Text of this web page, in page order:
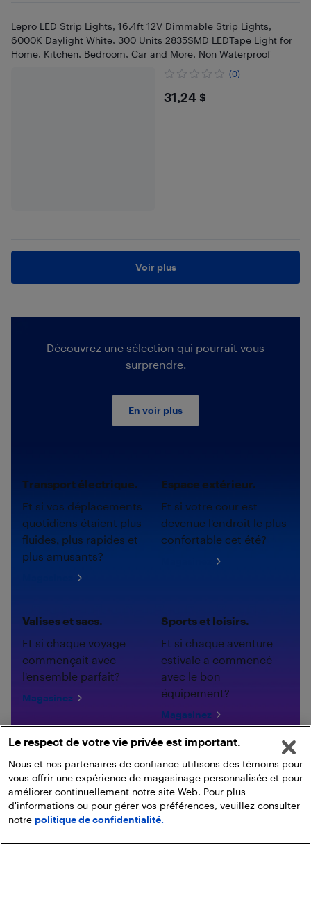
Lepro LED Strip Lights, 16.4ft 12V Dimmable Strip Lights,
6000K Daylight White, 300 Units 2835SMD LEDTape Light for
Home, Kitchen, Bedroom, Car and More, Non Waterproof
(0)
$31.24
31,24 $
Voir plus
Découvrez une sélection qui pourrait vous
surprendre.
En voir plus
Transport électrique.
Et si vos déplacements
quotidiens étaient plus
fluides, plus rapides et
plus amusants?
Espace extérieur.
Et si votre cour est
devenue l'endroit le plus
confortable cet été?
Valises et sacs.
Et si chaque voyage
commençait avec
l'ensemble parfait?
Magasinez
Sports et loisirs.
Et si chaque aventure
estivale a commencé
avec le bon
équipement?
Magasinez
Le respect de votre vie privée est important.
Nous et nos partenaires de confiance utilisons des témoins pour
vous offrir une expérience de magasinage personnalisée et pour
améliorer continuellement notre site Web. Pour plus
d'informations ou pour gérer vos préférences, veuillez consulter
notre politique de confidentialité.